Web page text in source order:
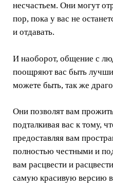
несчастьем. Они могут
пор, пока у вас не
и отдавать.
И наоборот, общение с
поощряют вас быть
можете быть, так же
Они позволят вам
подталкивая вас к тому,
предоставляя вам
полностью честными и
вам расцвести и
самую красивую версию